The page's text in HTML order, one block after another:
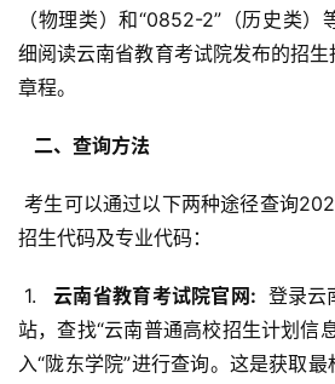
（物理类）和“0852-2”（历史类
细阅读云南省教育考试院发布的招
章程。
  二、查询方法
考生可以通过以下两种途径查询2025年陇东学院在云南的
招生代码及专业代码：
1.
  云南省教育考试院官网:
登录云
站，查找“云南普通高校招生计划信
入“陇东学院”进行查询。这是获取